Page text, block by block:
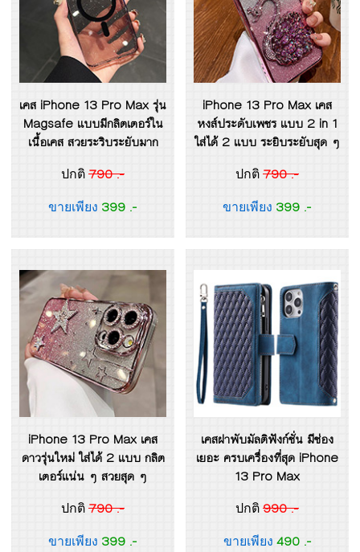
เคส iPhone 13 Pro Max รุ่น
Magsafe แบบมีกลิตเตอร์ใน
เนื้อเคส สวยระริบระยับมาก
ปกติ 790 .-
ขายเพียง 399 .-
iPhone 13 Pro Max เคส
หงส์ประดับเพชร แบบ 2 in 1
ใส่ได้ 2 แบบ ระยิบระยับสุด ๆ
ปกติ 790 .-
ขายเพียง 399 .-
iPhone 13 Pro Max เคส
ดาวรุ่นใหม่ ใส่ได้ 2 แบบ กลิต
เตอร์แน่น ๆ สวยสุด ๆ
ปกติ 790 .-
ขายเพียง 399 .-
เคสฝาพับมัลติฟังก์ชั่น มีช่อง
เยอะ ครบเครื่องที่สุด iPhone
13 Pro Max
ปกติ 990 .-
ขายเพียง 490 .-